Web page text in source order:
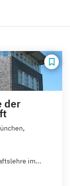
der
im...